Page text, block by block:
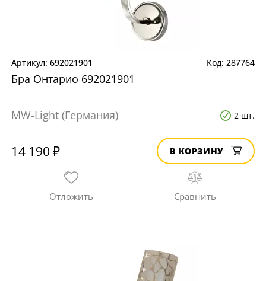
692021901 287764
Бра Онтарио 692021901
MW-Light (Германия) 2 шт.
14 190 ₽ В КОРЗИНУ